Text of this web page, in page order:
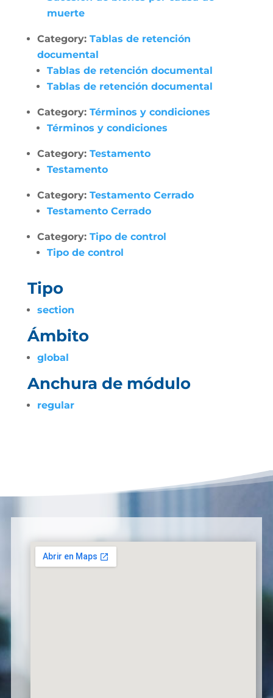
muerte
Category: Tablas de retención
documental
Tablas de retención documental
Tablas de retención documental
Category: Términos y condiciones
Términos y condiciones
Category: Testamento
Testamento
Category: Testamento Cerrado
Testamento Cerrado
Category: Tipo de control
Tipo de control
Tipo
section
Ámbito
global
Anchura de módulo
regular